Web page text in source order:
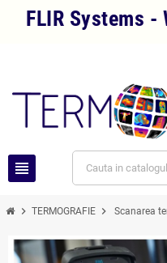
FLIR Systems -
view_headline
chevron_right TERMOGRAFIE chevron_right Scanarea